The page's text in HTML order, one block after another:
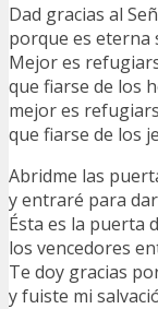
Dad gracias al
porque es eterna
Mejor es
que fiarse de los
mejor es
que fiarse de los
Abridme las
y entraré para
Ésta es la puerta
los vencedores
Te doy gracias
y fuiste mi